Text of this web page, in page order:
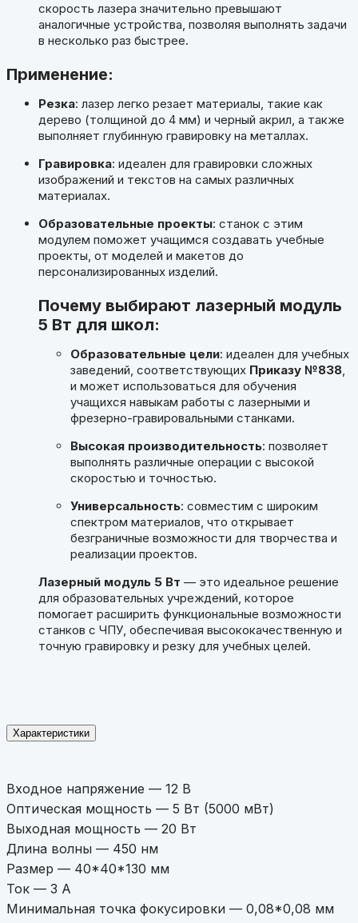
скорость лазера значительно превышают
аналогичные устройства, позволяя выполнять задачи
в несколько раз быстрее.
Применение:
Резка: лазер легко резает материалы, такие как
дерево (толщиной до 4 мм) и черный акрил, а также
выполняет глубинную гравировку на металлах.
Гравировка: идеален для гравировки сложных
изображений и текстов на самых различных
материалах.
Образовательные проекты: станок с этим
модулем поможет учащимся создавать учебные
проекты, от моделей и макетов до
персонализированных изделий.
Почему выбирают лазерный модуль
5 Вт для школ:
Образовательные цели: идеален для учебных
заведений, соответствующих Приказу №838,
и может использоваться для обучения
учащихся навыкам работы с лазерными и
фрезерно-гравировальными станками.
Высокая производительность: позволяет
выполнять различные операции с высокой
скоростью и точностью.
Универсальность: совместим с широким
спектром материалов, что открывает
безграничные возможности для творчества и
реализации проектов.
Лазерный модуль 5 Вт — это идеальное решение
для образовательных учреждений, которое
помогает расширить функциональные возможности
станков с ЧПУ, обеспечивая высококачественную и
точную гравировку и резку для учебных целей.
Характеристики
Входное напряжение — 12 В
Оптическая мощность — 5 Вт (5000 мВт)
Выходная мощность — 20 Вт
Длина волны — 450 нм
Размер — 40*40*130 мм
Ток — 3 А
Минимальная точка фокусировки — 0,08*0,08 мм